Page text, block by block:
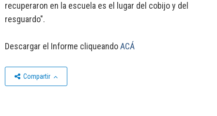
recuperaron en la escuela es el lugar del cobijo y del
resguardo".
Descargar el Informe cliqueandoACÁ
Compartir